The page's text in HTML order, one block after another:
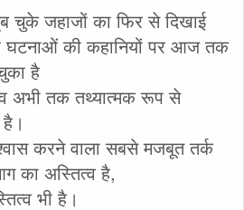
चुके जहाजों का फिर से दिखाई
घटनाओं की कहानियों पर आज तक
है
अभी तक तथ्यात्मक रूप से
है।
करने वाला सबसे मजबूत तर्क
का अस्तित्व है,
भी है।